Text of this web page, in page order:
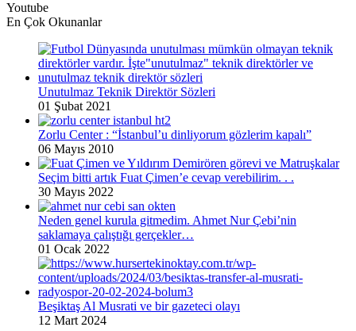
Youtube
En Çok Okunanlar
Unutulmaz Teknik Direktör Sözleri
01 Şubat 2021
Zorlu Center : “İstanbul’u dinliyorum gözlerim kapalı”
06 Mayıs 2010
Seçim bitti artık Fuat Çimen’e cevap verebilirim. . .
30 Mayıs 2022
Neden genel kurula gitmedim. Ahmet Nur Çebi’nin
saklamaya çalıştığı gerçekler…
01 Ocak 2022
Beşiktaş Al Musrati ve bir gazeteci olayı
12 Mart 2024